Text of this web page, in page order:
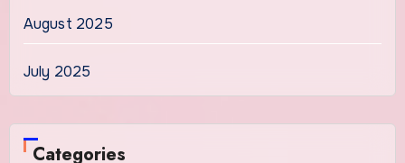
August 2025
July 2025
Categories